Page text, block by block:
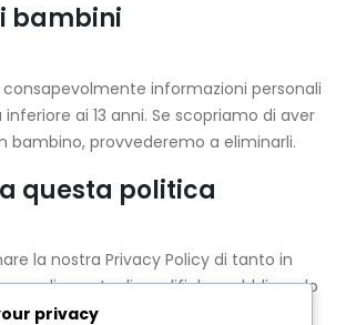
bambini
informazioni personali
ai 13 anni. Se scopriamo di aver
bambino, provvederemo a eliminarli.
questa politica
la nostra Privacy Policy di tanto in
di eventuali modifiche pubblicando
su questa pagina.
privacy